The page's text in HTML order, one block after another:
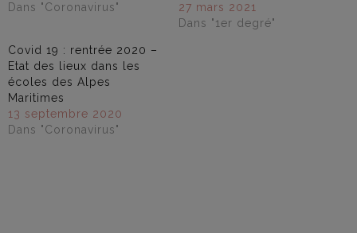
Dans "Coronavirus"
27 mars 2021
Dans "1er degré"
Covid 19 : rentrée 2020 –
Etat des lieux dans les
écoles des Alpes
Maritimes
13 septembre 2020
Dans "Coronavirus"